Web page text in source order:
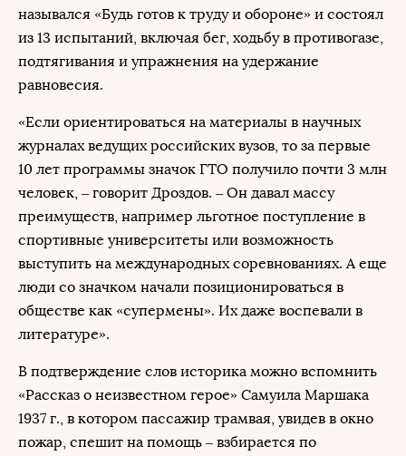
назывался «Будь готов к труду и обороне» и состоял
из 13 испытаний, включая бег, ходьбу в противогазе,
подтягивания и упражнения на удержание
равновесия.
«Если ориентироваться на материалы в научных
журналах ведущих российских вузов, то за первые
10 лет программы значок ГТО получило почти 3 млн
человек, – говорит Дроздов. – Он давал массу
преимуществ, например льготное поступление в
спортивные университеты или возможность
выступить на международных соревнованиях. А еще
люди со значком начали позиционироваться в
обществе как «супермены». Их даже воспевали в
литературе».
В подтверждение слов историка можно вспомнить
«Рассказ о неизвестном герое» Самуила Маршака
1937 г., в котором пассажир трамвая, увидев в окно
пожар, спешит на помощь – взбирается по